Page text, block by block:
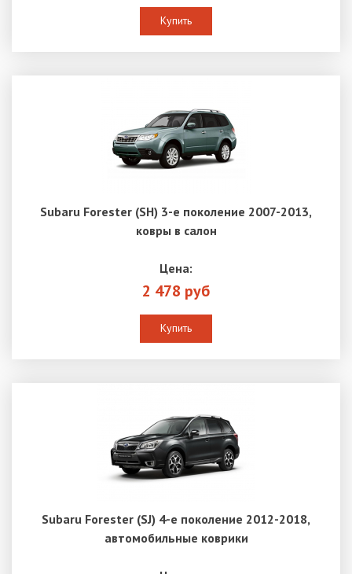
Купить
Subaru Forester (SH) 3-е поколение 2007-2013,
ковры в салон
Цена:
2 478 руб
Купить
Subaru Forester (SJ) 4-е поколение 2012-2018,
автомобильные коврики